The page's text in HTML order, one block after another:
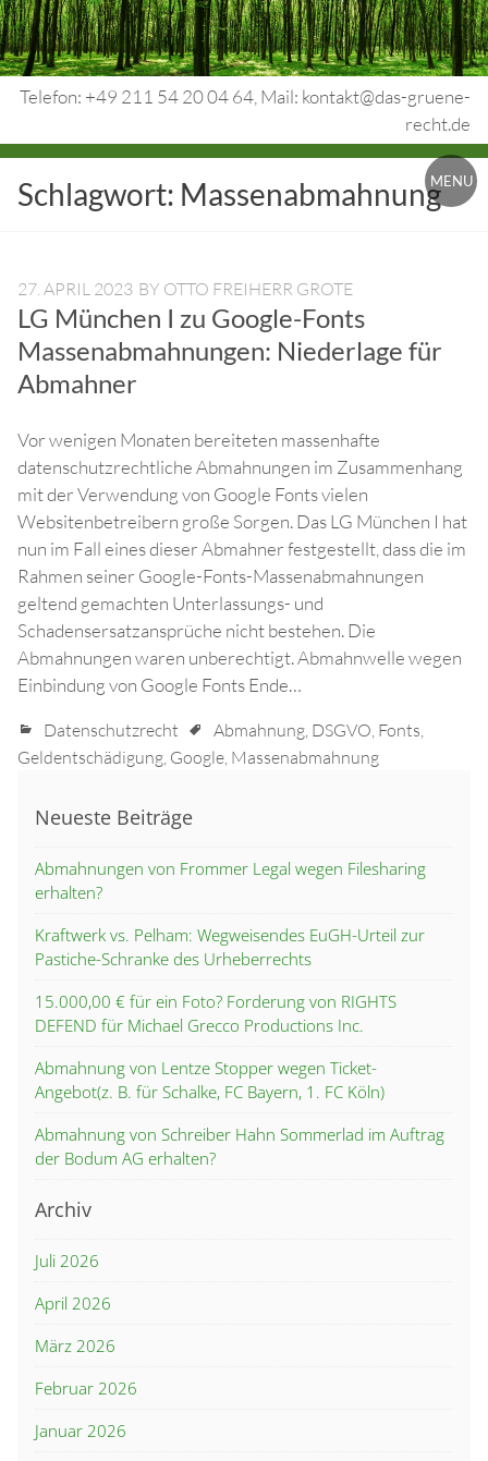
Skip
to
content
Telefon: +49 211 54 20 04 64, Mail: kontakt@das-gruene-
recht.de
Urheberrecht.
Medienrecht.
Rechtsschutz.
MENU
Schlagwort: Massenabmahnung
27. APRIL 2023 BY OTTO FREIHERR GROTE
LG München I zu Google-Fonts
Massenabmahnungen: Niederlage für
Abmahner
Vor wenigen Monaten bereiteten massenhafte
datenschutzrechtliche Abmahnungen im Zusammenhang
mit der Verwendung von Google Fonts vielen
Websitenbetreibern große Sorgen. Das LG München I hat
nun im Fall eines dieser Abmahner festgestellt, dass die im
Rahmen seiner Google-Fonts-Massenabmahnungen
geltend gemachten Unterlassungs- und
Schadensersatzansprüche nicht bestehen. Die
Abmahnungen waren unberechtigt. Abmahnwelle wegen
Einbindung von Google Fonts Ende…
Datenschutzrecht Abmahnung, DSGVO, Fonts,
Geldentschädigung, Google, Massenabmahnung
Neueste Beiträge
Abmahnungen von Frommer Legal wegen Filesharing
erhalten?
Kraftwerk vs. Pelham: Wegweisendes EuGH-Urteil zur
Pastiche-Schranke des Urheberrechts
15.000,00 € für ein Foto? Forderung von RIGHTS
DEFEND für Michael Grecco Productions Inc.
Abmahnung von Lentze Stopper wegen Ticket-
Angebot(z. B. für Schalke, FC Bayern, 1. FC Köln)
Abmahnung von Schreiber Hahn Sommerlad im Auftrag
der Bodum AG erhalten?
Archiv
Juli 2026
April 2026
März 2026
Februar 2026
Januar 2026